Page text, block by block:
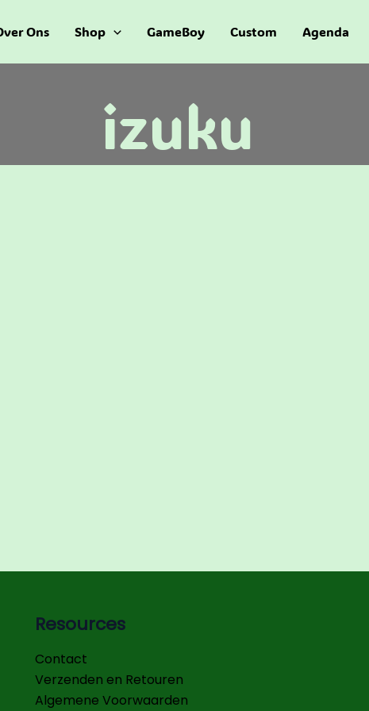
Ons Shop GameBoy Custom Agenda
izuku
Resources
Contact
Verzenden en Retouren
Algemene Voorwaarden